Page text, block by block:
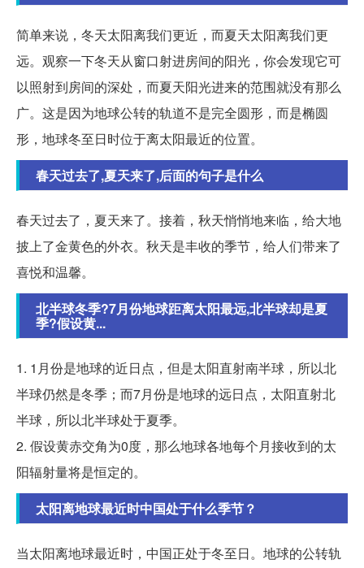
简单来说，冬天太阳离我们更近，而夏天太阳离我们更
远。观察一下冬天从窗口射进房间的阳光，你会发现它可
以照射到房间的深处，而夏天阳光进来的范围就没有那么
广。这是因为地球公转的轨道不是完全圆形，而是椭圆
形，地球冬至日时位于离太阳最近的位置。
春天过去了,夏天来了,后面的句子是什么
春天过去了，夏天来了。接着，秋天悄悄地来临，给大地
披上了金黄色的外衣。秋天是丰收的季节，给人们带来了
喜悦和温馨。
北半球冬季?7月份地球距离太阳最远,北半球却是夏
季?假设黄...
1. 1月份是地球的近日点，但是太阳直射南半球，所以北
半球仍然是冬季；而7月份是地球的远日点，太阳直射北
半球，所以北半球处于夏季。
2. 假设黄赤交角为0度，那么地球各地每个月接收到的太
阳辐射量将是恒定的。
太阳离地球最近时中国处于什么季节？
当太阳离地球最近时，中国正处于冬至日。地球的公转轨